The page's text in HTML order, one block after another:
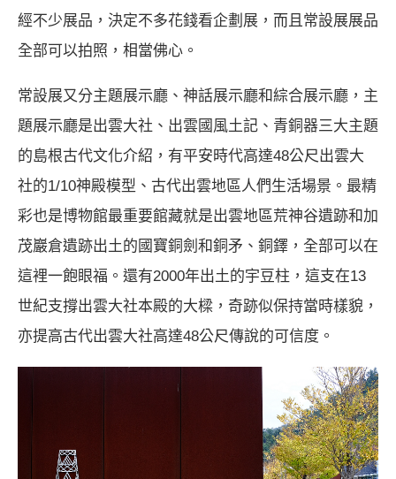
經不少展品，決定不多花錢看企劃展，而且常設展展品
全部可以拍照，相當佛心。
常設展又分主題展示廳、神話展示廳和綜合展示廳，主
題展示廳是出雲大社、出雲國風土記、青銅器三大主題
的島根古代文化介紹，有平安時代高達48公尺出雲大
社的1/10神殿模型、古代出雲地區人們生活場景。最精
彩也是博物館最重要館藏就是出雲地區荒神谷遺跡和加
茂巖倉遺跡出土的國寶銅劍和銅矛、銅鐸，全部可以在
這裡一飽眼福。還有2000年出土的宇豆柱，這支在13
世紀支撐出雲大社本殿的大樑，奇跡似保持當時樣貌，
亦提高古代出雲大社高達48公尺傳說的可信度。